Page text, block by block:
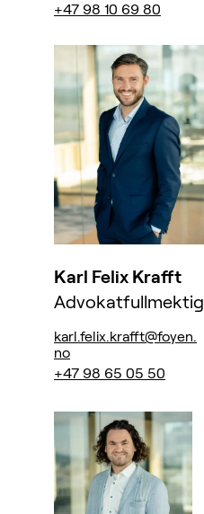
+47 98 10 69 80
Karl Felix Krafft
Advokatfullmektig
karl.felix.krafft@foyen.
no
+47 98 65 05 50